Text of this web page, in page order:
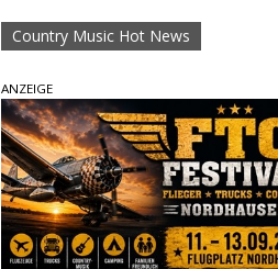
Country Music Hot News
ANZEIGE